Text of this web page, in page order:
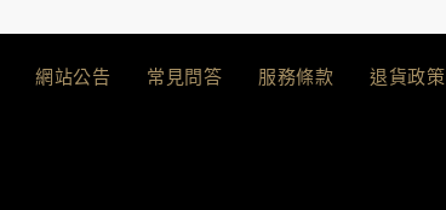
網站公告 常見問答 服務條款 退貨政策